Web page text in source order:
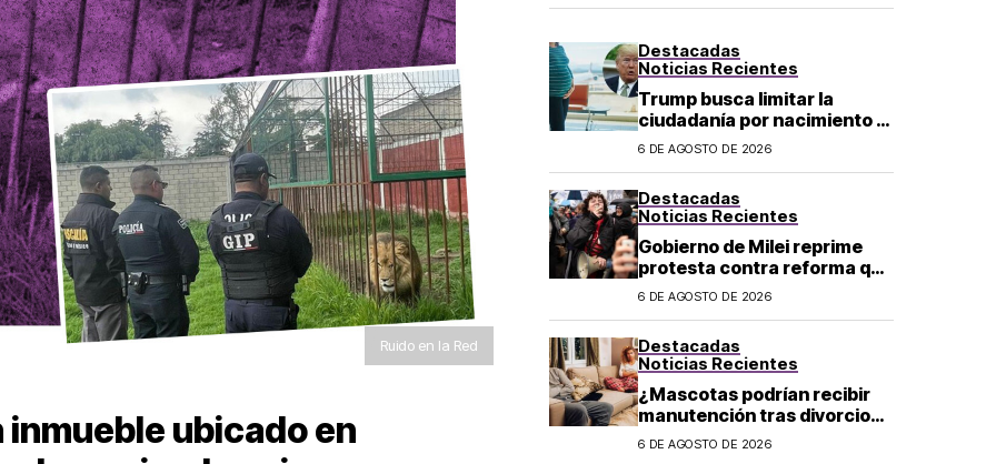
Ruido en la Red
inmueble ubicado en
Destacadas
Noticias Recientes
Trump busca limitar la
ciudadanía por nacimiento y
el «turismo de parto» en EU;
6 DE AGOSTO DE 2026
Destacadas
Noticias Recientes
Gobierno de Milei reprime
protesta contra reforma que
permite la venta de tierra a
6 DE AGOSTO DE 2026
Destacadas
Noticias Recientes
¿Mascotas podrían recibir
manutención tras divorcio
de sus dueños en CDMX?
6 DE AGOSTO DE 2026